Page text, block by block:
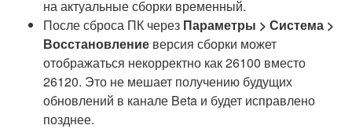
на актуальные сборки временный.
После сброса ПК через Параметры > Система >
Восстановление версия сборки может
отображаться некорректно как 26100 вместо
26120. Это не мешает получению будущих
обновлений в канале Beta и будет исправлено
позднее.